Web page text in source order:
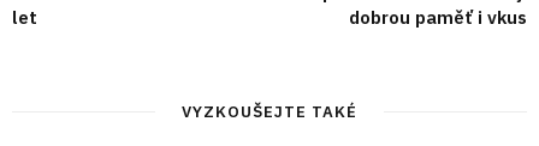
let
dobrou paměť i vkus
VYZKOUŠEJTE TAKÉ